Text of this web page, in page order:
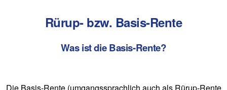
Rürup- bzw. Basis-Rente
Was ist die Basis-Rente?
Die Basis-Rente (umgangssprachlich auch als Rürup-Rente